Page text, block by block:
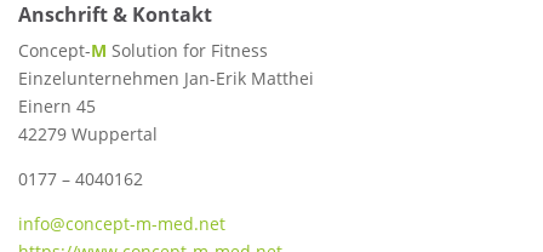
Anschrift & Kontakt
Concept-M Solution for Fitness
Einzelunternehmen Jan-Erik Matthei
Einern 45
42279 Wuppertal
0177 – 4040162
info@concept-m-med.net